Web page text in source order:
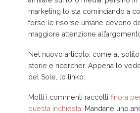
marketing lo sta cominciando a
forse le risorse umane devono
maggiore attenzione
Nel nuovo articolo, come al
storie e ricercher. Appena lo
del Sole, lo linko.
Molti i commenti raccolti finora
questa inchiesta . Mandane uno